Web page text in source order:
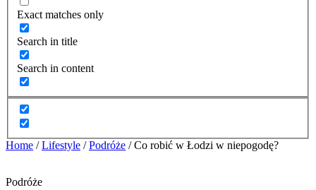
Exact matches only
Search in title
Search in content
Home / Lifestyle / Podróże / Co robić w Łodzi w niepogodę?
Podróże